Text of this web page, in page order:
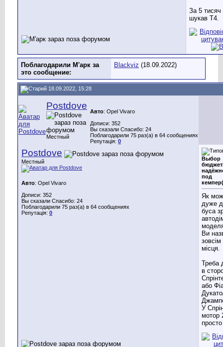
За 5 тисяч
шукав Т4.
Поблагодарили М'арк за
это сообщение:
Blackviz (18.09.2022)
18.09.2022, 15:28
Postdove
Местный
Авто: Opel Vivaro
Дописи: 352
Вы сказали Спасибо: 24
Поблагодарили 75 раз(а) в 64 сообщениях
Репутація: 0
Postdove
Местный
Авто: Opel Vivaro
Дописи: 352
Вы сказали Спасибо: 24
Поблагодарили 75 раз(а) в 64 сообщениях
Репутація: 0
Выбор
под
Як
дуже
буса
Ви
місця.
Треба
в
або
У
мотор